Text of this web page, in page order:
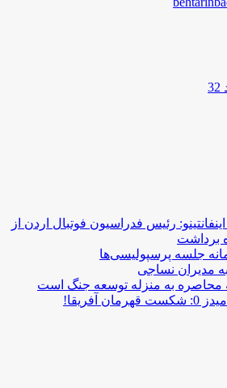
رئیس فدراسیون فوتبال اردن از
برداشت
جلسه پرسپولیسی‌ها
مدیران نساجی
به محاصره به منزله توسعه جنگ است